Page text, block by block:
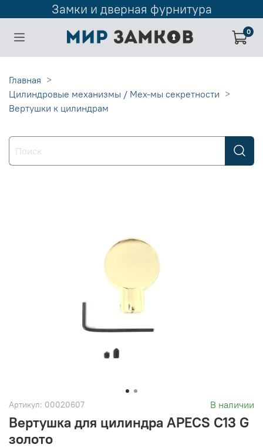
Замки и дверная фурнитура
0
Главная
Цилиндровые механизмы / Мех-мы секретности
Вертушки к цилиндрам
Артикул: 00020607 В наличии
Вертушка для цилиндра APECS C13 G
золото